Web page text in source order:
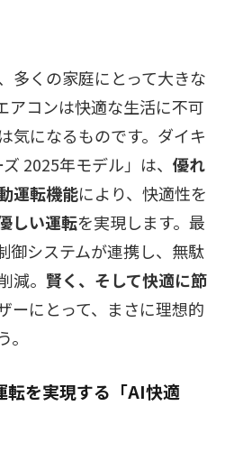
多くの家庭にとって大きな
アコンは快適な生活に不可
気になるものです。ダイキ
2025年モデル」は、 優れ
運転機能により、快適性を
しい運転を実現します。最
御システムが連携し、無駄
減。 賢く、そして快適に節
ーにとって、まさに理想的
を実現する「AI快適